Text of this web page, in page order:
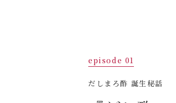
episode 01
だしまろ酢 誕生秘話